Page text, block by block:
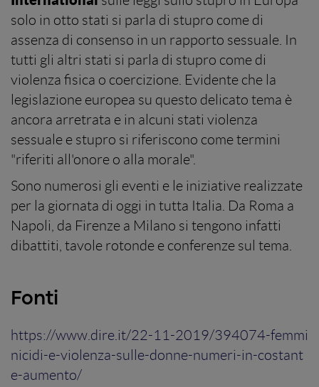
solo in otto stati si parla di stupro come di
assenza di consenso in un rapporto sessuale. In
tutti gli altri stati si parla di stupro come di
violenza fisica o coercizione. Evidente che la
legislazione europea su questo delicato tema è
ancora arretrata e in alcuni stati violenza
sessuale e stupro si riferiscono come termini
"riferiti all'onore o alla morale".
Sono numerosi gli eventi e le iniziative realizzate
per la giornata di oggi in tutta Italia. Da Roma a
Napoli, da Firenze a Milano si tengono infatti
dibattiti, tavole rotonde e conferenze sul tema.
Fonti
https://www.dire.it/22-11-2019/394074-femmi
nicidi-e-violenza-sulle-donne-numeri-in-costant
e-aumento/